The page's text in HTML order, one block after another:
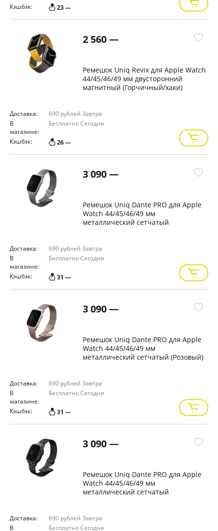
Кэшбэк: 23 —
2 560 —
Ремешок Uniq Revix для Apple Watch
44/45/46/49 мм двусторонний
магнитный (Горчичный/хаки)
Доставка: 690 рублей Завтра
В
магазине:
БесплатноСегодня
Кэшбэк: 26 —
3 090 —
Ремешок Uniq Dante PRO для Apple
Watch 44/45/46/49 мм
металлический сетчатый
Доставка: 690 рублей Завтра
В
магазине:
БесплатноСегодня
Кэшбэк: 31 —
3 090 —
Ремешок Uniq Dante PRO для Apple
Watch 44/45/46/49 мм
металлический сетчатый (Розовый)
Доставка: 690 рублей Завтра
В
магазине:
БесплатноСегодня
Кэшбэк: 31 —
3 090 —
Ремешок Uniq Dante PRO для Apple
Watch 44/45/46/49 мм
металлический сетчатый
Доставка: 690 рублей Завтра
В
БесплатноСегодня